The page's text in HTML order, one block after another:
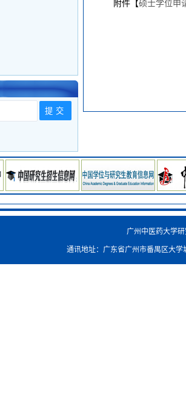
附件【硕士学位申
广州中医药大学
通讯地址：广东省广州市番禺区大